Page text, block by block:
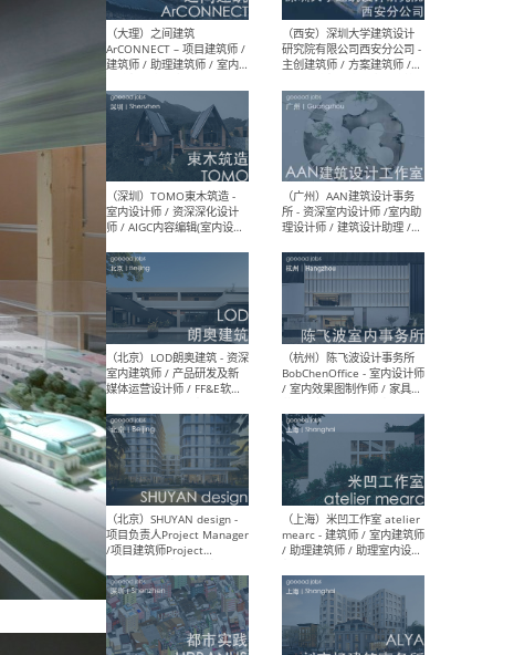
计师
（上海）或者设计 OR
Design - 室内主案设计师 /
室内设计师 / 施工图深化设
计师 / 室内设计助理 / 新媒
体运营
（南京/淮安）江苏美城建筑
规划设计院有限公司 - 建筑方
案设计师 / 商务经理 / 暖通
设计师 / 造价工程师
（大理）之间建筑
ArCONNECT – 项目建筑师 /
建筑师 / 助理建筑师 / 室内
设计师 / 实习生